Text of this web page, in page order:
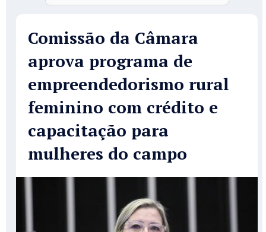
Comissão da Câmara
aprova programa de
empreendedorismo rural
feminino com crédito e
capacitação para
mulheres do campo